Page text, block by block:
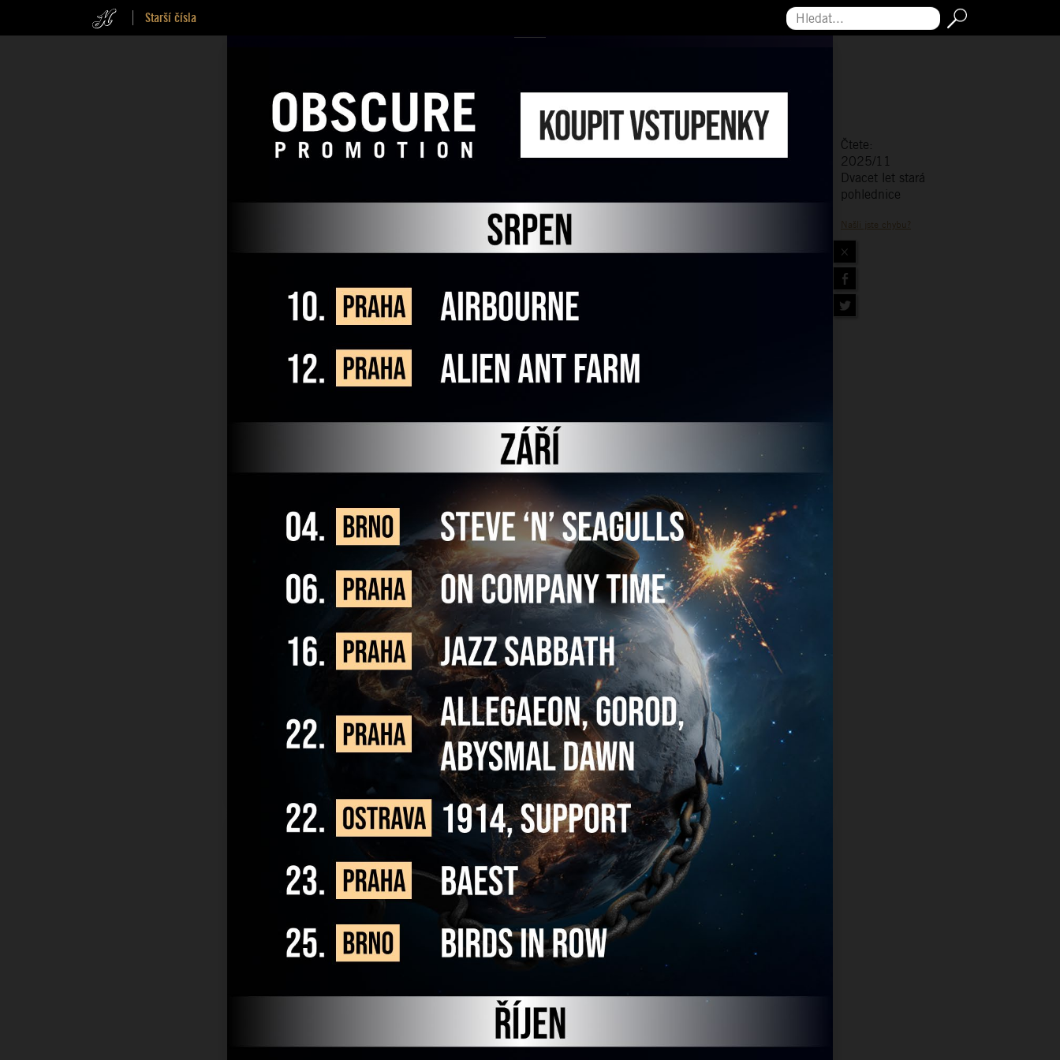
Starší čísla
Hledat...
Čtete:
2025/11
Dvacet let stará
pohlednice
Našli jste chybu?
×